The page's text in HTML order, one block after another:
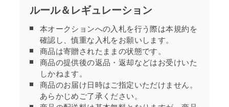
ルール＆レギュレーション
本オークションへの入札を行う際は本規約を
確認し、慎重な入札をお願いします。
商品は寄贈されたままの状態です。
商品の提供後の返品・返却などはお受けいた
しかねます。
商品のお届け日時はご指定いただけません。
あらかじめご了承ください。